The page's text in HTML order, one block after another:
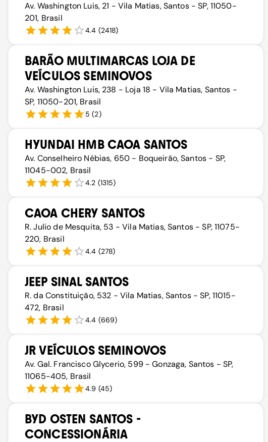
Av. Washington Luis, 21 - Vila Matias, Santos - SP, 11050-
201, Brasil
4.4 (2418)
BARÃO MULTIMARCAS LOJA DE
VEÍCULOS SEMINOVOS
Av. Washington Luis, 238 - Loja 18 - Vila Matias, Santos -
SP, 11050-201, Brasil
5 (2)
HYUNDAI HMB CAOA SANTOS
Av. Conselheiro Nébias, 650 - Boqueirão, Santos - SP,
11045-002, Brasil
4.2 (1315)
CAOA CHERY SANTOS
R. Julio de Mesquita, 53 - Vila Matias, Santos - SP, 11075-
220, Brasil
4.4 (278)
JEEP SINAL SANTOS
R. da Constituição, 532 - Vila Matias, Santos - SP, 11015-
472, Brasil
4.4 (669)
JR VEÍCULOS SEMINOVOS
Av. Gal. Francisco Glycerio, 599 - Gonzaga, Santos - SP,
11065-405, Brasil
4.9 (45)
BYD OSTEN SANTOS -
CONCESSIONÁRIA